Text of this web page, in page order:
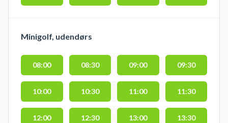
Minigolf, udendørs
08:00 08:30 09:00 09:30
10:00 10:30 11:00 11:30
12:00 12:30 13:00 13:30